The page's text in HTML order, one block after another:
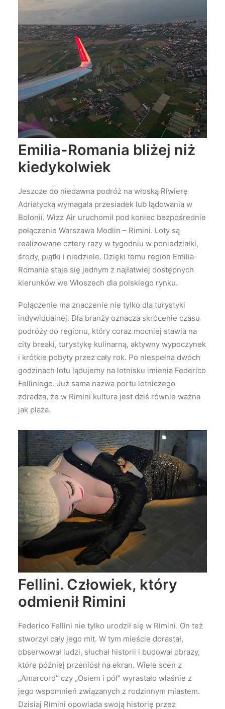
Emilia-Romania bliżej niż
kiedykolwiek
Jeszcze do niedawna podróż na włoską Riwierę
Adriatycką wymagała przesiadek lub lądowania w
Bolonii. Wizz Air uruchomił pod koniec bezpośrednie
połączenie Warszawa Modlin – Rimini. Loty są
realizowane cztery razy w tygodniu w poniedziałki,
środy, piątki i niedziele. Dzięki temu region Emilia-
Romania staje się jednym z najłatwiej dostępnych
kierunków we Włoszech dla polskiego rynku.
Połączenie ma znaczenie nie tylko dla turystyki
indywidualnej. Dla branży oznacza skrócenie czasu
podróży do regionu, który coraz mocniej stawia na
city breaki, turystykę kulinarną, aktywny wypoczynek
i krótkie pobyty przez cały rok. Po niespełna dwóch
godzinach lotu lądujemy na lotnisku imienia Federico
Felliniego. Już sama nazwa portu lotniczego
zdradza, że w Rimini kultura jest dziś równie ważna
jak plaża.
Fellini. Człowiek, który
odmienił Rimini
Federico Fellini nie tylko urodził się w Rimini. On też
stworzył cały jego mit. W tym mieście dorastał,
obserwował ludzi, słuchał historii i budował obrazy,
które później przeniósł na ekran. Wiele scen z
„Amarcord” czy „Osiem i pół” wyrastało właśnie z
jego wspomnień związanych z rodzinnym miastem.
Dzisiaj Rimini opowiada swoją historię przez